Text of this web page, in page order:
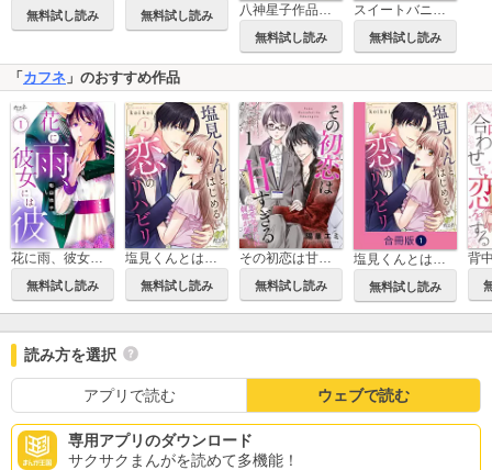
無料試し読み 無料試し読み 八神星子作品集「世界できみだけわからない」
無料試し読み
スイートバニラビーンズ
無料試し読み
「 カフネ 」のおすすめ作品
花に雨、彼女には彼
無料試し読み
塩見くんとはじめる恋のリハビリ
無料試し読み 無料試し読み 無料試し読み
読み方を選択
アプリで読む ウェブで読む
専用アプリのダウンロード
サクサクまんがを読めて多機能！